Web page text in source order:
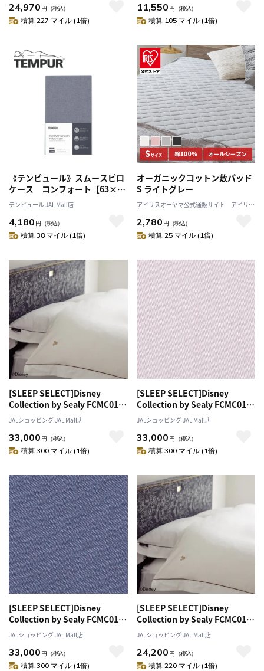
24,970 円 （税込）
積算 227 マイル (1倍)
11,550 円 （税込）
積算 105 マイル (1倍)
《テンピュール》スムースピロ
ケース コンフォート【63×43
㎝】 グレー
テンピュール JAL Mall店
4,180 円 （税込）
積算 38 マイル (1倍)
オーガニックコットン敷パッド
S ライトグレー
アイリスオーヤマ公式通販サイト アイリス
2,780 円 （税込）
積算 25 マイル (1倍)
[SLEEP SELECT]Disney
Collection by Sealy FCMC01
Comforter Case（コンフォー
ターケース）〔クイーン〕 ホワ
イト
JALショッピング JAL Mall店
33,000 円 （税込）
積算 300 マイル (1倍)
[SLEEP SELECT]Disney
Collection by Sealy FCMC01
Comforter Case（コンフォー
ターケース）〔クイーン〕 ペー
ルピンク
JALショッピング JAL Mall店
33,000 円 （税込）
積算 300 マイル (1倍)
[SLEEP SELECT]Disney
Collection by Sealy FCMC01
Comforter Case（コンフォー
ターケース）〔クイーン〕 ブル
ーグレー
JALショッピング JAL Mall店
33,000 円 （税込）
積算 300 マイル (1倍)
[SLEEP SELECT]Disney
Collection by Sealy FCMC01
Comforter Case（コンフォー
ターケース）〔セミダブル〕 ホ
ワイト
JALショッピング JAL Mall店
24,200 円 （税込）
積算 220 マイル (1倍)